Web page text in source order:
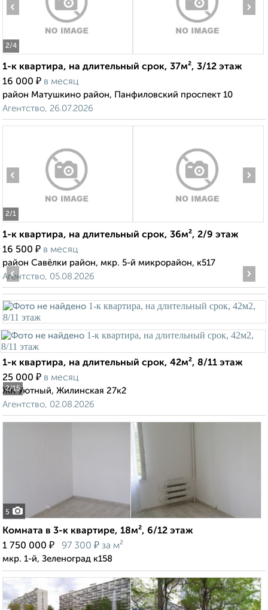
2/4
‹ ›
1-к квартира, на длительный срок, 37м², 3/12 этаж
16 000 ₽ в месяц
район Матушкино район, Панфиловский проспект 10
Агентство, 26.07.2026
2/1
‹ ›
1-к квартира, на длительный срок, 36м², 2/9 этаж
16 500 ₽ в месяц
район Савёлки район, мкр. 5-й микрорайон, к517
Агентство, 05.08.2026
2/15
‹ ›
1-к квартира, на длительный срок, 42м², 8/11 этаж
25 000 ₽ в месяц
ЖК Уютный, Жилинская 27к2
Агентство, 02.08.2026
5
Комната в 3-к квартире, 18м², 6/12 этаж
1 750 000 ₽ 97 300 ₽ за м²
мкр. 1-й, Зеленоград к158